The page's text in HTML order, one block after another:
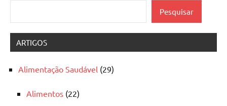
Pesquisar
ARTIGOS
Alimentação Saudável (29)
Alimentos (22)